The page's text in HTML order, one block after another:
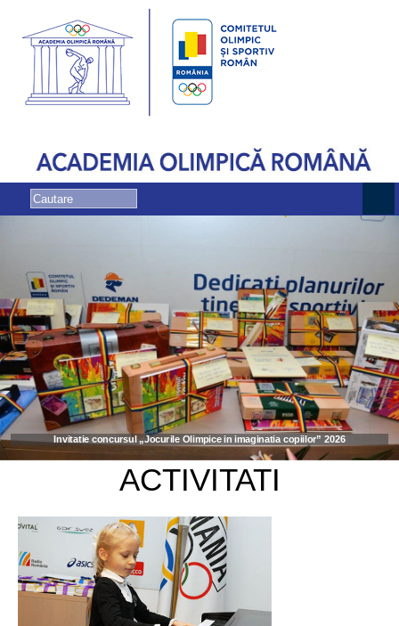
Invitatie concursul „Jocurile Olimpice in imaginatia copiilor” 2026
ACTIVITATI